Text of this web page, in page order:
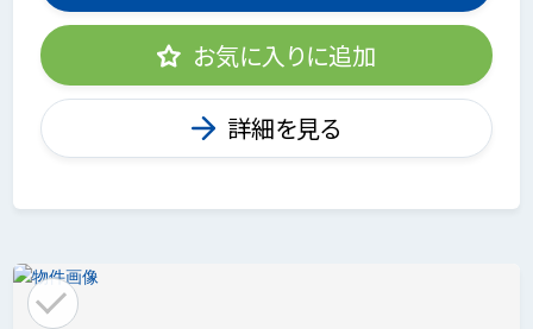
お気に入りに追加
詳細を見る